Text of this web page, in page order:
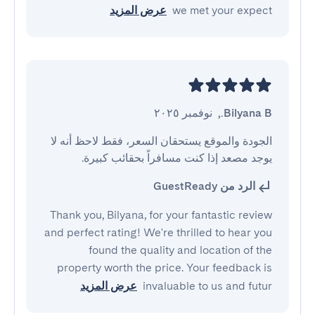
we met your expect عرض المزيد
Bilyana B.
, نوفمبر ٢٠٢٥
يوجد مصعد إذا كنت مسافراً بحقائب كبيرة.
الرد من GuestReady
Thank you, Bilyana, for your fantastic review
and perfect rating! We're thrilled to hear you
found the quality and location of the
property worth the price. Your feedback is
invaluable to us and futur عرض المزيد